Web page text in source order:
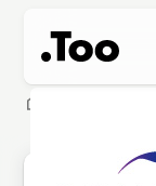
home